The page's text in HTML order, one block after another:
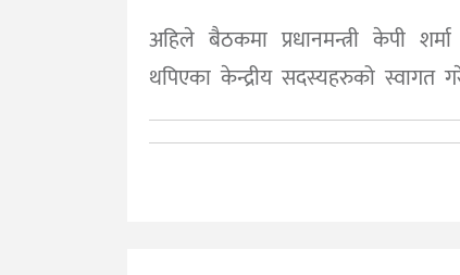
अहिले बैठकमा प्रधानमन्त्री केपी
थपिएका केन्द्रीय सदस्यहरुको स्वागत